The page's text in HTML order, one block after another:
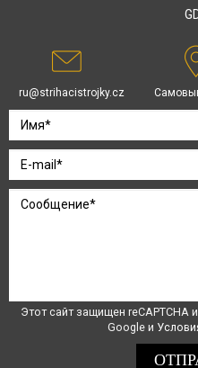
ru@strihacistrojky.cz
Этот сайт защищен reCAPTCHA и
Google и